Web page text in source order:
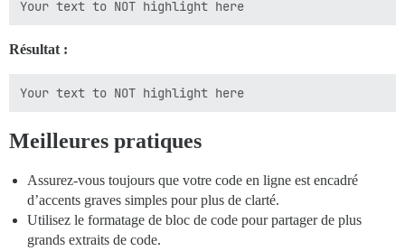
Résultat :
Meilleures pratiques
Assurez-vous toujours que votre code en ligne est encadré
d’accents graves simples pour plus de clarté.
Utilisez le formatage de bloc de code pour partager de plus
grands extraits de code.